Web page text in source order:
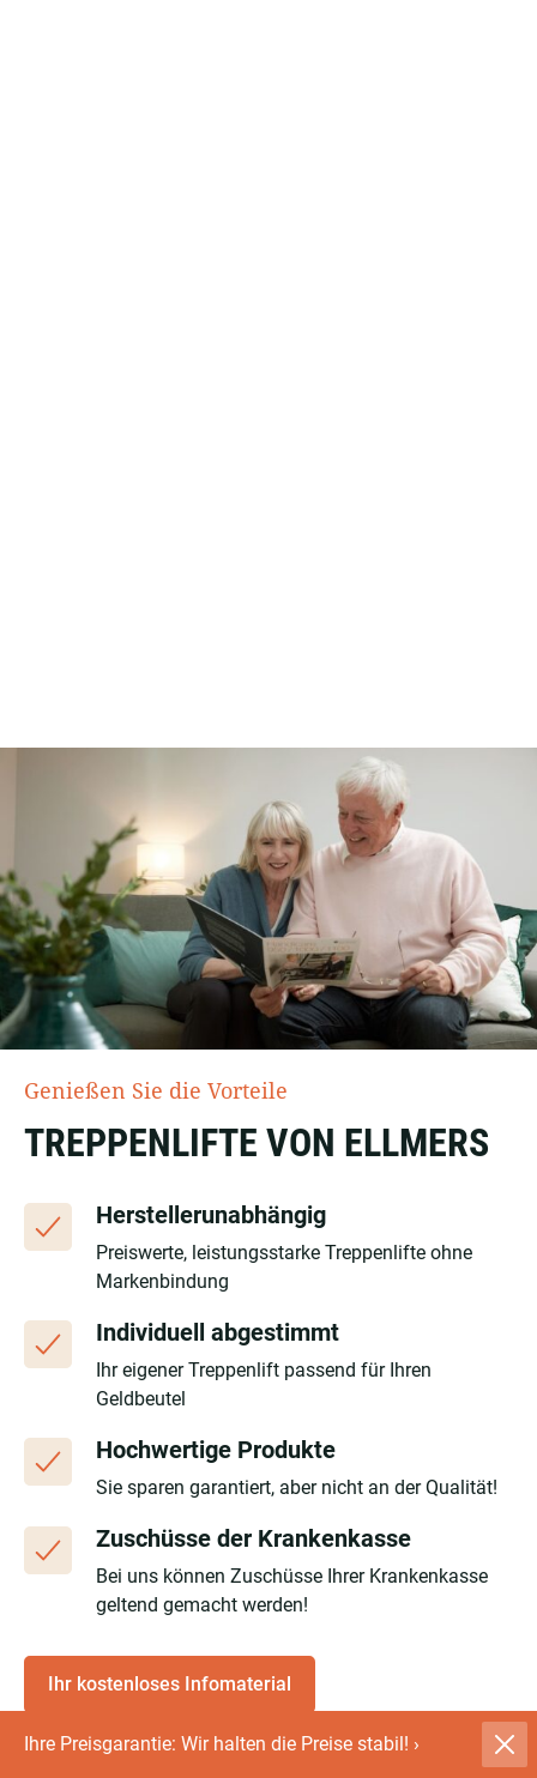
Ihre Preisgarantie: Wir halten die Preise stabil! ›
Genießen Sie die Vorteile
TREPPENLIFTE VON ELLMERS
Herstellerunabhängig
Preiswerte, leistungsstarke Treppenlifte ohne
Markenbindung
Individuell abgestimmt
Ihr eigener Treppenlift passend für Ihren
Geldbeutel
Hochwertige Produkte
Sie sparen garantiert, aber nicht an der Qualität!
Zuschüsse der Krankenkasse
Bei uns können Zuschüsse Ihrer Krankenkasse
geltend gemacht werden!
Ihr kostenloses Infomaterial